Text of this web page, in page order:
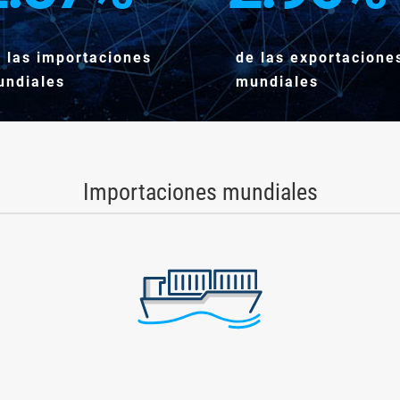
las importaciones
de las
mundiales
Importaciones mundiales